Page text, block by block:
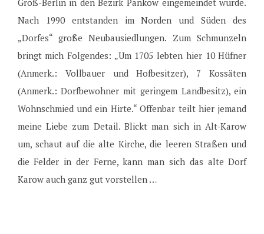
Nach 1990 entstanden im Norden und Süden des
„Dorfes“ große Neubausiedlungen. Zum Schmunzeln
bringt mich Folgendes: „Um 1705 lebten hier 10 Hüfner
(Anmerk.: Vollbauer und Hofbesitzer), 7 Kossäten
(Anmerk.: Dorfbewohner mit geringem Landbesitz), ein
Wohnschmied und ein Hirte.“ Offenbar teilt hier jemand
meine Liebe zum Detail. Blickt man sich in Alt-Karow
um, schaut auf die alte Kirche, die leeren Straßen und
die Felder in der Ferne, kann man sich das alte Dorf
Karow auch ganz gut vorstellen …